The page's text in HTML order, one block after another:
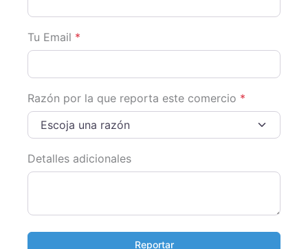
Tu Email *
Razón por la que reporta este comercio *
Escoja una razón
Detalles adicionales
Reportar